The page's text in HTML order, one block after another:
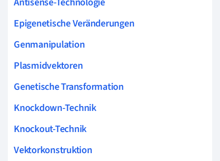
Epigenetische Veränderungen
Genmanipulation
Plasmidvektoren
Genetische Transformation
Knockdown-Technik
Knockout-Technik
Vektorkonstruktion